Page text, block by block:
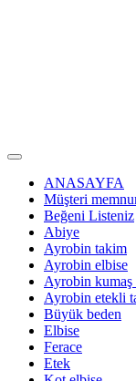
ANASAYFA
Müşteri
Beğeni Listeniz
Abiye
Ayrobin takim
Ayrobin elbise
Ayrobin
Ayrobin etekli
Büyük beden
Elbise
Ferace
Etek